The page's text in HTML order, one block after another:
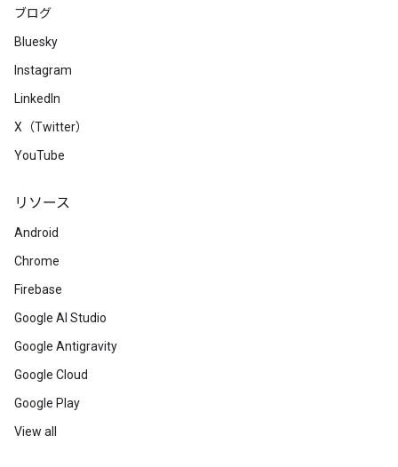
ブログ
Bluesky
Instagram
LinkedIn
X（Twitter）
YouTube
リソース
Android
Chrome
Firebase
Google AI Studio
Google Antigravity
Google Cloud
Google Play
View all